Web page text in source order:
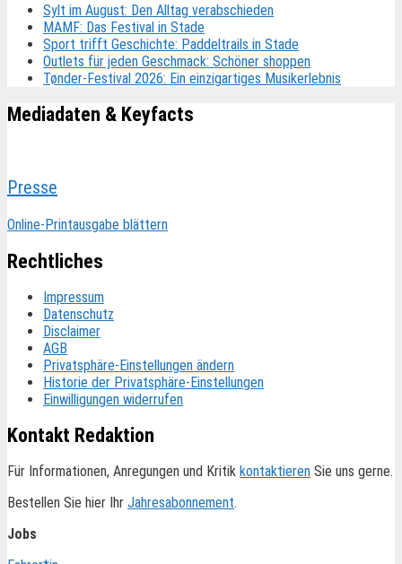
Sylt im August: Den Alltag verabschieden
MAMF: Das Festival in Stade
Sport trifft Geschichte: Paddeltrails in Stade
Outlets für jeden Geschmack: Schöner shoppen
Tønder-Festival 2026: Ein einzigartiges Musikerlebnis
Mediadaten & Keyfacts
Presse
Online-Printausgabe blättern
Rechtliches
Impressum
Datenschutz
Disclaimer
AGB
Privatsphäre-Einstellungen ändern
Historie der Privatsphäre-Einstellungen
Einwilligungen widerrufen
Kontakt Redaktion
Für Informationen, Anregungen und Kritik kontaktieren Sie uns gerne.
Bestellen Sie hier Ihr Jahresabonnement.
Jobs